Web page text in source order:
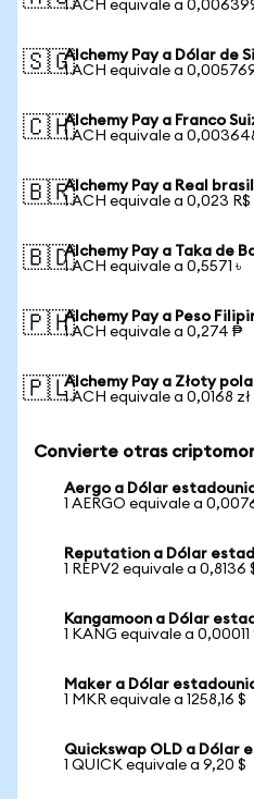
1 ACH equivale a
🇸🇬Alchemy Pay a Dólar de
1 ACH equivale a
🇨🇭Alchemy Pay a Franco
1 ACH equivale a
🇧🇷Alchemy Pay a Real
1 ACH equivale a 0,023 R$
🇧🇩Alchemy Pay a Taka de
1 ACH equivale a 0,5571 ৳
🇵🇭Alchemy Pay a Peso
1 ACH equivale a 0,274 ₱
🇵🇱Alchemy Pay a Złoty
1 ACH equivale a 0,0168 zł
Convierte otras
Aergo a Dólar
1 AERGO equivale a
Reputation a Dólar
1 REPV2 equivale a 0,8136
Kangamoon a Dólar
1 KANG equivale a 0,00011
Maker a Dólar
1 MKR equivale a 1258,16 $
Quickswap OLD a Dólar
1 QUICK equivale a 9,20 $